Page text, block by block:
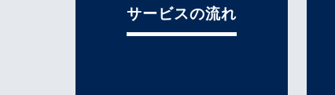
サービスの流れ